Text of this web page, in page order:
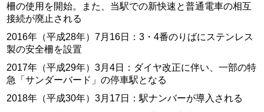
柵の使用を開始。また、当駅での新快速と普通電車の相互
接続が廃止される
2016年（平成28年）7月16日：3・4番のりばにステンレス
製の安全柵を設置
2017年（平成29年）3月4日：ダイヤ改正に伴い、一部の特
急「サンダーバード」の停車駅となる
2018年（平成30年）3月17日：駅ナンバーが導入される